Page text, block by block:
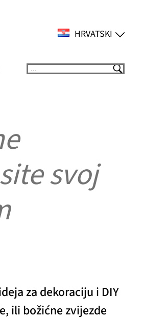
HRVATSKI
Suchen
svoj
za dekoraciju i DIY
ili božićne zvijezde